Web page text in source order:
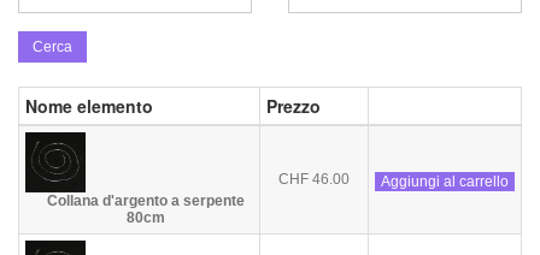
Cerca
Nome elemento Prezzo
Collana d'argento a serpente
80cm
CHF 46.00 Aggiungi al carrello